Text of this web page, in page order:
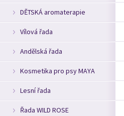
DĚTSKÁ aromaterapie
Vílová řada
Andělská řada
Kosmetika pro psy MAYA
Lesní řada
Řada WILD ROSE